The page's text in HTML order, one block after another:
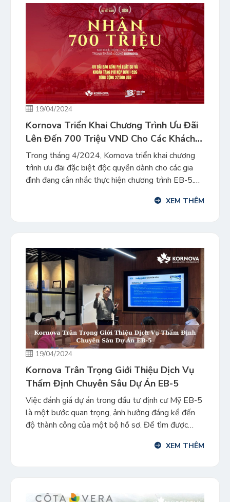
19/04/2024
Kornova Triển Khai Chương Trình Ưu Đãi
Lên Đến 700 Triệu VND Cho Các Khách
Hàng Ký Hợp Đồng EB-5 Trong Tháng
4/2024
Trong tháng 4/2024, Kornova triển khai chương
trình ưu đãi đặc biệt độc quyền dành cho các gia
đình đang cân nhắc thực hiện chương trình EB-5.
điểm sáng của chương trình đầu tư định cư Mỹ EB-
XEM THÊM
19/04/2024
Kornova Trân Trọng Giới Thiệu Dịch Vụ
Thẩm Định Chuyên Sâu Dự Án EB-5
Việc đánh giá dự án trong đầu tư định cư Mỹ EB-5
là một bước quan trọng, ảnh hưởng đáng kể đến
độ thành công của một bộ hồ sơ. Để tìm được
chuyện không hề đơn giản đối với các […]XEM THÊM